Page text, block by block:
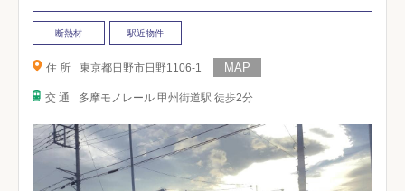
断熱材 駅近物件
住 所 東京都日野市日野1106-1
交 通 多摩モノレール 甲州街道駅 徒歩2分